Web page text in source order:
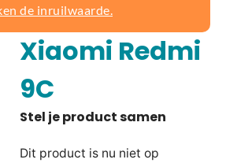
de inruilwaarde.
Xiaomi Redmi
9C
Dit product is nu niet op